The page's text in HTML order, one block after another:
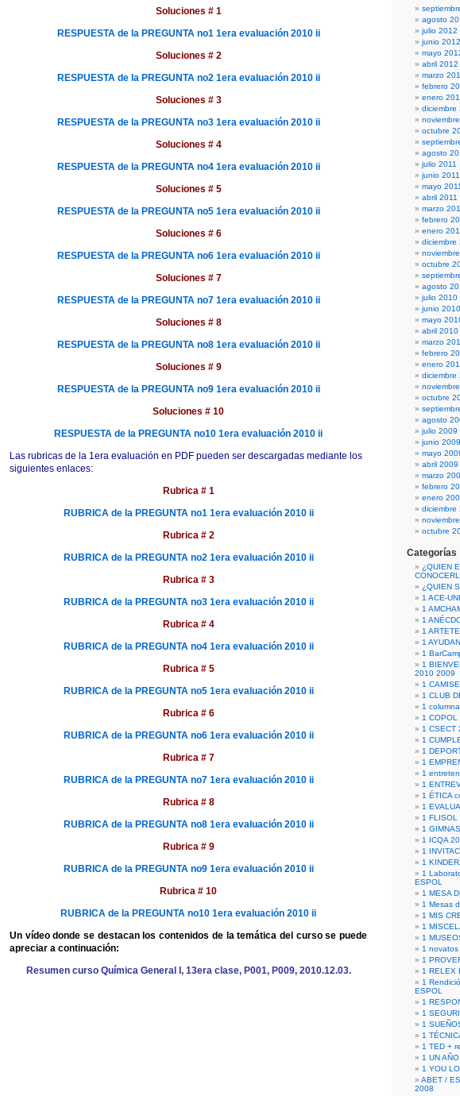
Soluciones # 1
RESPUESTA de la PREGUNTA no1 1era evaluación 2010 ii
Soluciones # 2
RESPUESTA de la PREGUNTA no2 1era evaluación 2010 ii
Soluciones # 3
RESPUESTA de la PREGUNTA no3 1era evaluación 2010 ii
Soluciones # 4
RESPUESTA de la PREGUNTA no4 1era evaluación 2010 ii
Soluciones # 5
RESPUESTA de la PREGUNTA no5 1era evaluación 2010 ii
Soluciones # 6
RESPUESTA de la PREGUNTA no6 1era evaluación 2010 ii
Soluciones # 7
RESPUESTA de la PREGUNTA no7 1era evaluación 2010 ii
Soluciones # 8
RESPUESTA de la PREGUNTA no8 1era evaluación 2010 ii
Soluciones # 9
RESPUESTA de la PREGUNTA no9 1era evaluación 2010 ii
Soluciones # 10
RESPUESTA de la PREGUNTA no10 1era evaluación 2010 ii
Las rubricas de la 1era evaluación en PDF pueden ser descargadas mediante los
siguientes enlaces:
Rubrica # 1
RUBRICA de la PREGUNTA no1 1era evaluación 2010 ii
Rubrica # 2
RUBRICA de la PREGUNTA no2 1era evaluación 2010 ii
Rubrica # 3
RUBRICA de la PREGUNTA no3 1era evaluación 2010 ii
Rubrica # 4
RUBRICA de la PREGUNTA no4 1era evaluación 2010 ii
Rubrica # 5
RUBRICA de la PREGUNTA no5 1era evaluación 2010 ii
Rubrica # 6
RUBRICA de la PREGUNTA no6 1era evaluación 2010 ii
Rubrica # 7
RUBRICA de la PREGUNTA no7 1era evaluación 2010 ii
Rubrica # 8
RUBRICA de la PREGUNTA no8 1era evaluación 2010 ii
Rubrica # 9
RUBRICA de la PREGUNTA no9 1era evaluación 2010 ii
Rubrica # 10
RUBRICA de la PREGUNTA no10 1era evaluación 2010 ii
Un vídeo donde se destacan los contenidos de la temática del curso se puede
apreciar a continuación:
Resumen curso Química General I, 13era clase, P001, P009, 2010.12.03.
agosto
julio 2012
junio 2012
mayo
abril 2012
marzo
febrero
enero
diciembre
octubre
agosto
julio 2011
junio 2011
mayo 2011
abril 2011
marzo
febrero
enero
diciembre
octubre
agosto
julio 2010
junio 2010
mayo
abril 2010
marzo
febrero
enero
diciembre
octubre
agosto
julio 2009
junio 2009
mayo
abril 2009
marzo
febrero
enero
diciembre
octubre
Categorías
¿QUIEN
¿QUIEN
1 ACE-
1
1
1
1
1
1
2010 2009
1
1 CLUB
1
1 COPOL
1 CSECT
1
1
1
1
1
1 ÉTICA
1
1 FLISOL
1
1 ICQA
1
1
1
ESPOL
1 MESA
1 Mesas
1 MIS
1
1
1
1
1 RELEX
1
ESPOL
1
1
1
1
1 TED +
1 UN
1 YOU
ABET /
2008